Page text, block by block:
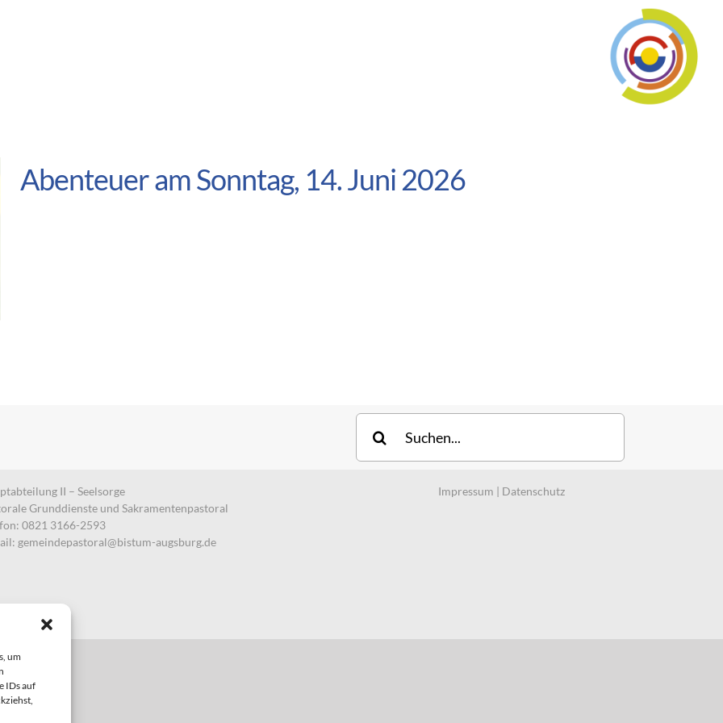
um
IDs auf
Abenteuer am Sonntag, 14. Juni 2026
Suche
nach:
II – Seelsorge
Grunddienste und Sakramentenpastoral
0821 3166-2593
gemeindepastoral@bistum-augsburg.de
Impressum | Datenschutz